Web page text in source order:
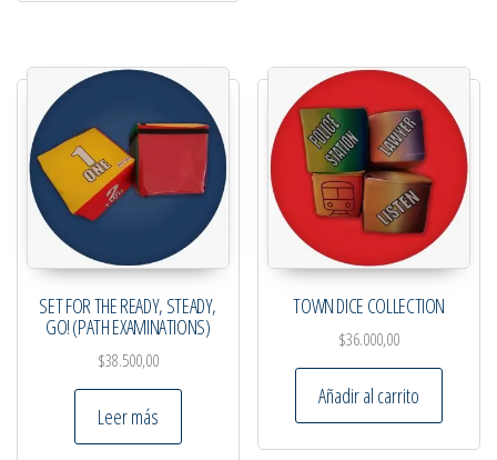
SET FOR THE READY, STEADY,
GO! (PATH EXAMINATIONS)
$38.500,00
Leer más
TOWN DICE COLLECTION
$36.000,00
Añadir al carrito